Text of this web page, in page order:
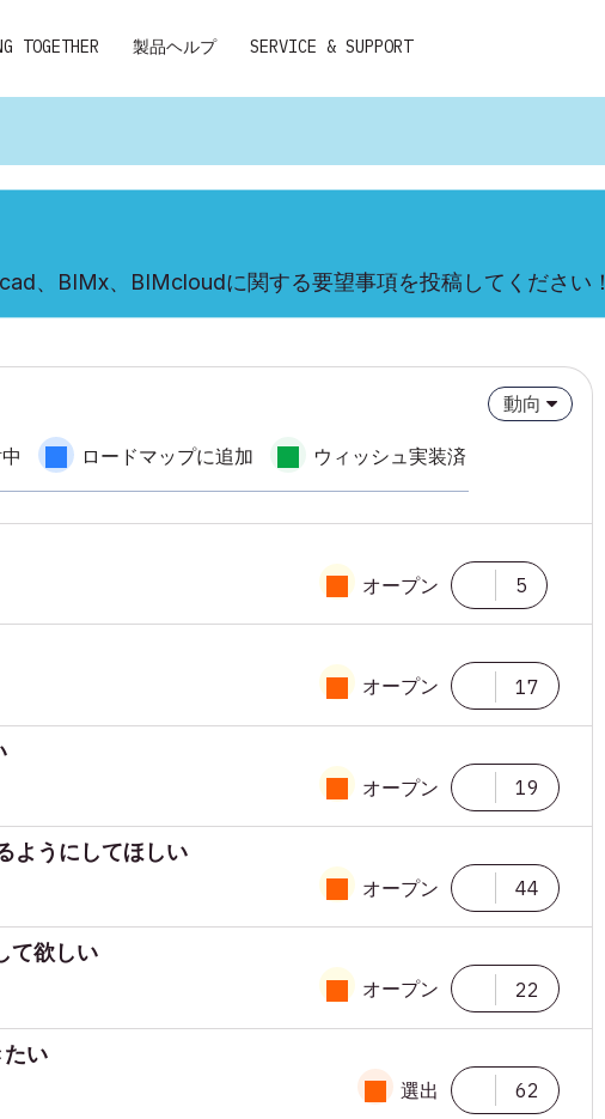
TOGETHER 製品ヘルプ SERVICE & SUPPORT
、BIMx、BIMcloudに関する要望事項を投稿してください！
動向
ロードマップに追加 ウィッシュ実装済
オープン 5
オープン 17
オープン 19
ようにしてほしい
オープン 44
て欲しい
オープン 22
い
選出 62